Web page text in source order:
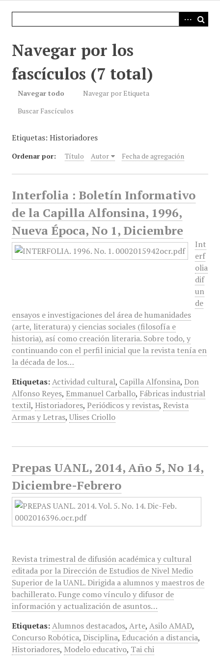
Navegar por los
fascículos (7 total)
Navegar todo
Navegar por Etiqueta
Buscar Fascículos
Etiquetas: Historiadores
Ordenar por: Título Autor Fecha de agregación
Interfolia : Boletín Informativo
de la Capilla Alfonsina, 1996,
Nueva Época, No 1, Diciembre
Int
erf
olia
dif
un
de
ensayos e investigaciones del área de humanidades
(arte, literatura) y ciencias sociales (filosofía e
historia), así como creación literaria. Sobre todo, y
continuando con el perfil inicial que la revista tenía en
la década de los…
Etiquetas: Actividad cultural, Capilla Alfonsina, Don
Alfonso Reyes, Emmanuel Carballo, Fábricas industrial
textil, Historiadores, Periódicos y revistas, Revista
Armas y Letras, Ulises Criollo
Prepas UANL, 2014, Año 5, No 14,
Diciembre-Febrero
Revista trimestral de difusión académica y cultural
editada por la Dirección de Estudios de Nivel Medio
Superior de la UANL. Dirigida a alumnos y maestros de
bachillerato. Funge como vínculo y difusor de
información y actualización de asuntos…
Etiquetas: Alumnos destacados, Arte, Asilo AMAD,
Concurso Robótica, Disciplina, Educación a distancia,
Historiadores, Modelo educativo, Tai chi